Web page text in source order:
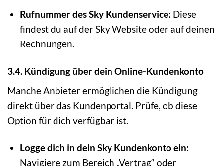
Rufnummer des Sky Kundenservice: Diese
findest du auf der Sky Website oder auf deinen
Rechnungen.
3.4. Kündigung über dein Online-Kundenkonto
Manche Anbieter ermöglichen die Kündigung
direkt über das Kundenportal. Prüfe, ob diese
Option für dich verfügbar ist.
Logge dich in dein Sky Kundenkonto ein:
Navigiere zum Bereich „Vertrag“ oder